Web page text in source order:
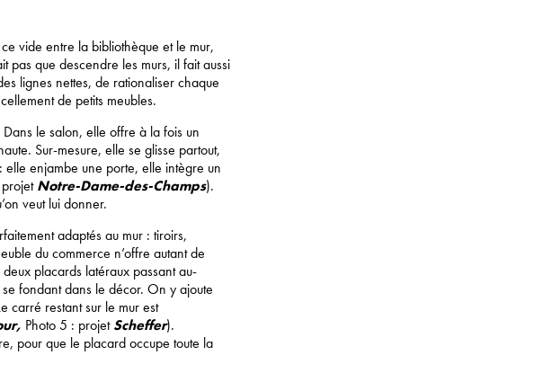
vide entre la bibliothèque et le mur,
pas que descendre les murs, il fait aussi
lignes nettes, de rationaliser chaque
de petits meubles.
le salon, elle offre à la fois un
Sur-mesure, elle se glisse partout,
elle enjambe une porte, elle intègre un
Notre-Dame-des-Champs).
veut lui donner.
adaptés au mur : tiroirs,
du commerce n’offre autant de
placards latéraux passant au-
fondant dans le décor. On y ajoute
carré restant sur le mur est
Photo 5 : projetScheffer).
pour que le placard occupe toute la